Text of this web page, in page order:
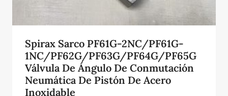
Spirax Sarco PF61G-2NC/PF61G-
1NC/PF62G/PF63G/PF64G/PF65G
Válvula De Ángulo De Conmutación
Neumática De Pistón De Acero
Inoxidable